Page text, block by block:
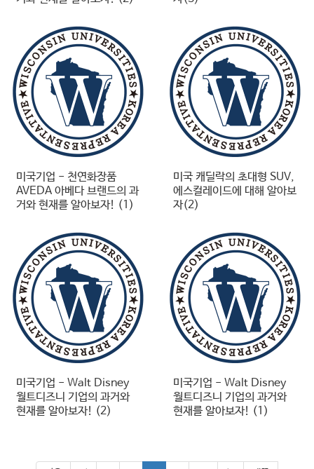
미국기업 - 천연화장품
AVEDA 아베다 브랜드의 과
거와 현재를 알아보자! (1)
미국 캐딜락의 초대형 SUV,
에스컬레이드에 대해 알아보
자(2)
미국기업 - Walt Disney
월트디즈니 기업의 과거와
현재를 알아보자! (2)
미국기업 - Walt Disney
월트디즈니 기업의 과거와
현재를 알아보자! (1)